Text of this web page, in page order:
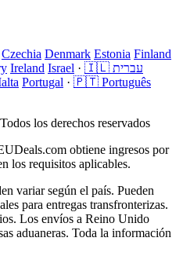
Czechia Denmark Estonia Finland
Ireland Israel ·
🇮🇱 עברית
Portugal · 🇵🇹 Português
los derechos reservados
obtiene ingresos por
los requisitos aplicables.
variar según el país. Pueden
para entregas transfronterizas.
Los envíos a Reino Unido
aduaneras. Toda la información